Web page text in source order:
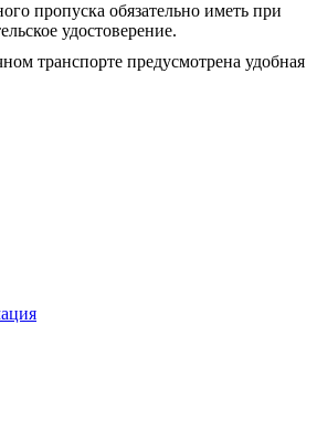
пропуска обязательно иметь при
удостоверение.
транспорте предусмотрена удобная